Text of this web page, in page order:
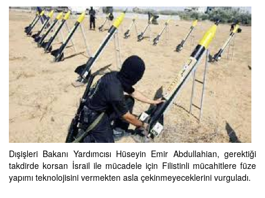
Dışişleri Bakanı Yardımcısı Hüseyin Emir Abdullahian, gerektiği
takdirde korsan İsrail ile mücadele için Filistinli mücahitlere füze
yapımı teknolojisini vermekten asla çekinmeyeceklerini vurguladı.